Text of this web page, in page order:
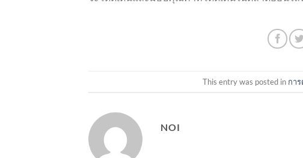
This entry was posted in กา
NOI